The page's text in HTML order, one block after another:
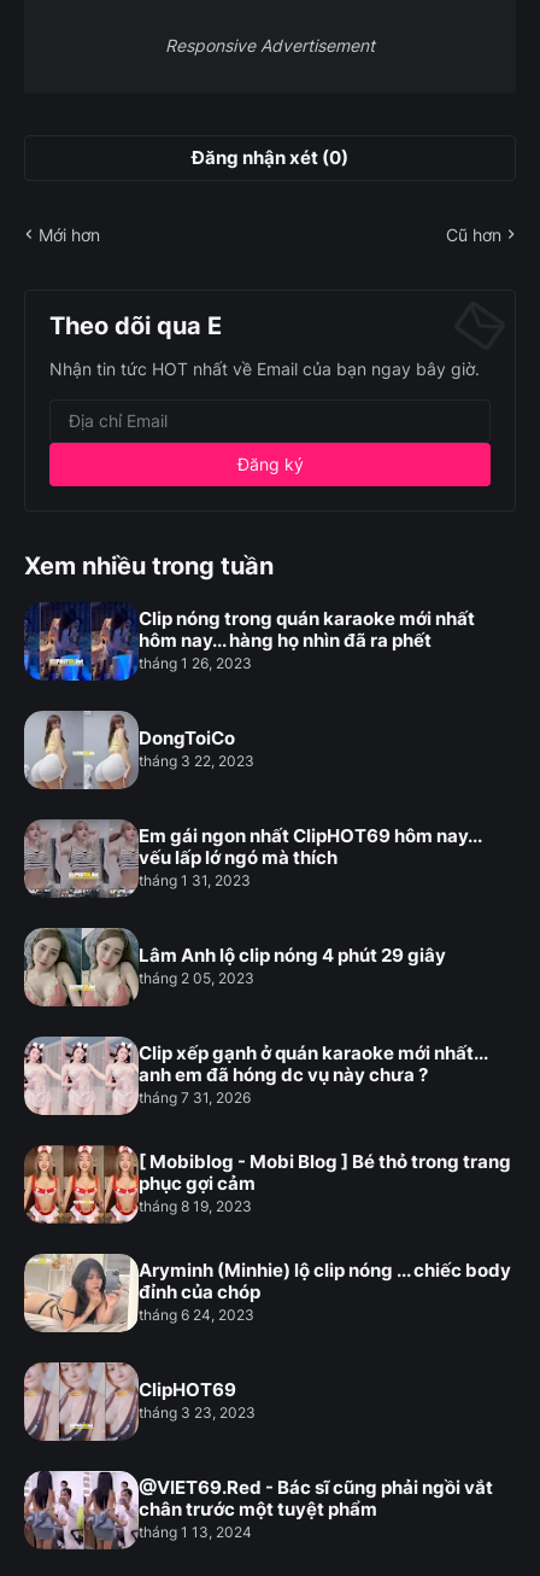
Responsive Advertisement
Đăng nhận xét (0)
Mới hơn Cũ hơn
Theo dõi qua E
Nhận tin tức HOT nhất về Email của bạn ngay bây giờ.
Xem nhiều trong tuần
Clip nóng trong quán karaoke mới nhất
hôm nay... hàng họ nhìn đã ra phết
tháng 1 26, 2023
DongToiCo
tháng 3 22, 2023
Em gái ngon nhất ClipHOT69 hôm nay...
vếu lấp lớ ngó mà thích
tháng 1 31, 2023
Lâm Anh lộ clip nóng 4 phút 29 giây
tháng 2 05, 2023
Clip xếp gạnh ở quán karaoke mới nhất...
anh em đã hóng dc vụ này chưa ?
tháng 7 31, 2026
[ Mobiblog - Mobi Blog ] Bé thỏ trong trang
phục gợi cảm
tháng 8 19, 2023
Aryminh (Minhie) lộ clip nóng ... chiếc body
đỉnh của chóp
tháng 6 24, 2023
ClipHOT69
tháng 3 23, 2023
@VIET69.Red - Bác sĩ cũng phải ngồi vắt
chân trước một tuyệt phẩm
tháng 1 13, 2024